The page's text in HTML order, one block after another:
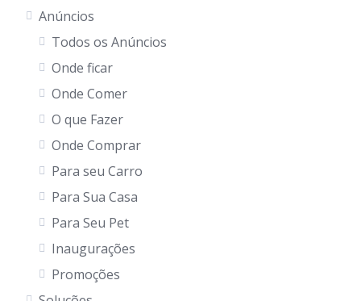
Anúncios
Todos os Anúncios
Onde ficar
Onde Comer
O que Fazer
Onde Comprar
Para seu Carro
Para Sua Casa
Para Seu Pet
Inaugurações
Promoções